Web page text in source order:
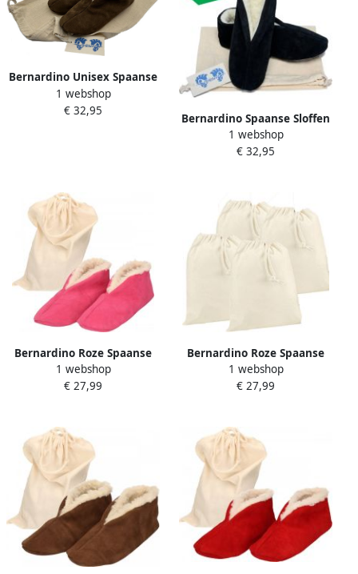
Bernardino Unisex Spaanse
Sloffen 100% Wol Bruin incl.
opbergzak
1 webshop
€ 32,95
Bernardino Spaanse Sloffen
Wollen Sloffen 100% Wol
Zwart incl. opbergzak
1 webshop
€ 32,95
Bernardino Roze Spaanse
sloffen pantoffels van echt
leer suede met handige
1 webshop
€ 27,99
Bernardino Roze Spaanse
kinder sloffen pantoffels
van echt leer suede met
1 webshop
€ 27,99